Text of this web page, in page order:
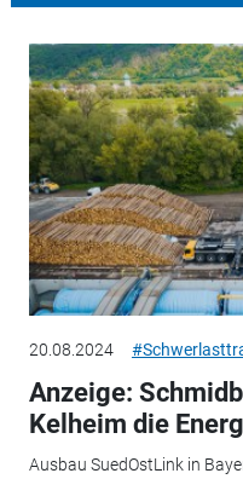
20.08.2024
Anzeige:
Kelheim die
Ausbau SuedOstLink in